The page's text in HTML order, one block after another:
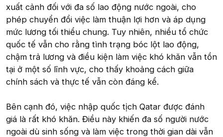
xuất cảnh đối với đa số lao động nước ngoài, cho
phép chuyển đổi việc làm thuận lợi hơn và áp dụng
mức lương tối thiểu chung. Tuy nhiên, nhiều tổ chức
quốc tế vẫn cho rằng tình trạng bóc lột lao động,
chậm trả lương và điều kiện làm việc khó khăn vẫn tồn
tại ở một số lĩnh vực, cho thấy khoảng cách giữa
chính sách và thực tế vẫn còn đáng kể.
Bên cạnh đó, việc nhập quốc tịch Qatar được đánh
giá là rất khó khăn. Điều này khiến đa số người nước
ngoài dù sinh sống và làm việc trong thời gian dài vẫn